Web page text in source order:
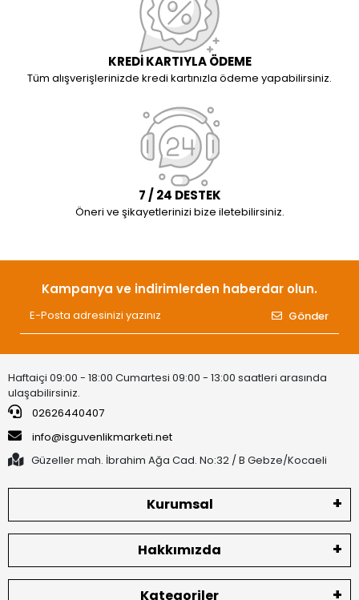
KREDİ KARTIYLA ÖDEME
Tüm alışverişlerinizde kredi kartınızla ödeme yapabilirsiniz.
7 / 24 DESTEK
Öneri ve şikayetlerinizi bize iletebilirsiniz.
Kampanya ve indirimlerden haberdar olun.
Gönder
Haftaiçi 09:00 - 18:00 Cumartesi 09:00 - 13:00 saatleri arasında
ulaşabilirsiniz.
02626440407
info@isguvenlikmarketi.net
Güzeller mah. İbrahim Ağa Cad. No:32 / B Gebze/Kocaeli
Kurumsal
Hakkımızda
Kategoriler